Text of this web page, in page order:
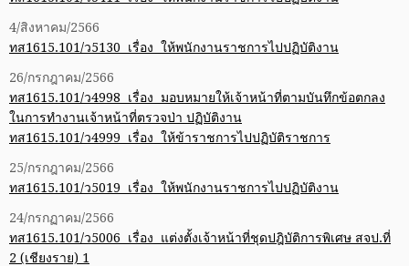
4/สิงหาคม/2566
ทส1615.101/ว5130 เรื่อง ให้พนักงานราชการไปปฏิบัติงาน
26/กรกฎาคม/2566
ทส1615.101/ว4998 เรื่อง มอบหมายให้เจ้าหน้าที่ตามบันทึกข้อตกลง
ในการทำงานเจ้าหน้าที่ตรวจป่า ปฏิบัติงาน
ทส1615.101/ว4999 เรื่อง ให้ข้าราชการไปปฏิบัติราชการ
25/กรกฎาคม/2566
ทส1615.101/ว5019 เรื่อง ให้พนักงานราชการไปปฏิบัติงาน
24/กรกฏาคม/2566
ทส1615.101/ว5006 เรื่อง แต่งตั้งเจ้าหน้าที่ชุดปฎิบัติการพิเศษ สจป.ที่
2 (เชียงราย) 1